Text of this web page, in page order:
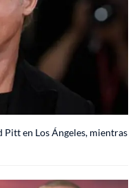
Pitt en Los Ángeles, mientras